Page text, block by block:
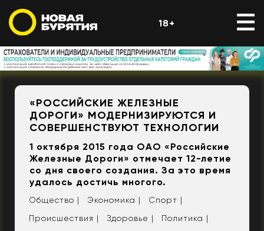
18+
​«РОССИЙСКИЕ ЖЕЛЕЗНЫЕ
ДОРОГИ» МОДЕРНИЗИРУЮТСЯ И
СОВЕРШЕНСТВУЮТ ТЕХНОЛОГИИ
1 октября 2015 года ОАО «Российские
Железные Дороги» отмечает 12-летие
со дня своего создания. За это время
удалось достичь многого.
Общество | Экономика |
Спорт |
Происшествия |
Здоровье |
Политика |